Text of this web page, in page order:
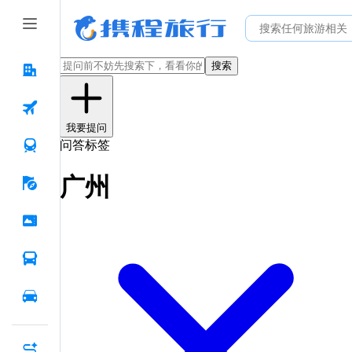
搜索
我要提问
问答标签
广州